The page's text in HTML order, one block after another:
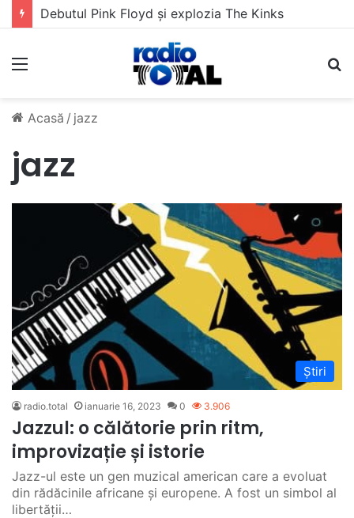
Debutul Pink Floyd și explozia The Kinks
Meniu
Acasă / jazz
jazz
Știri
radio.total ianuarie 16, 2023 0 3.906
Jazzul: o călătorie prin ritm,
improvizație și istorie
Jazz-ul este un gen muzical american care a evoluat
din rădăcinile africane și europene. A fost un simbol al
libertății…